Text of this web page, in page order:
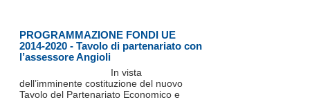
PROGRAMMAZIONE FONDI UE
2014-2020 - Tavolo di partenariato con
l’assessore Angioli
In vista
dell’imminente costituzione del nuovo
Tavolo del Partenariato Economico e